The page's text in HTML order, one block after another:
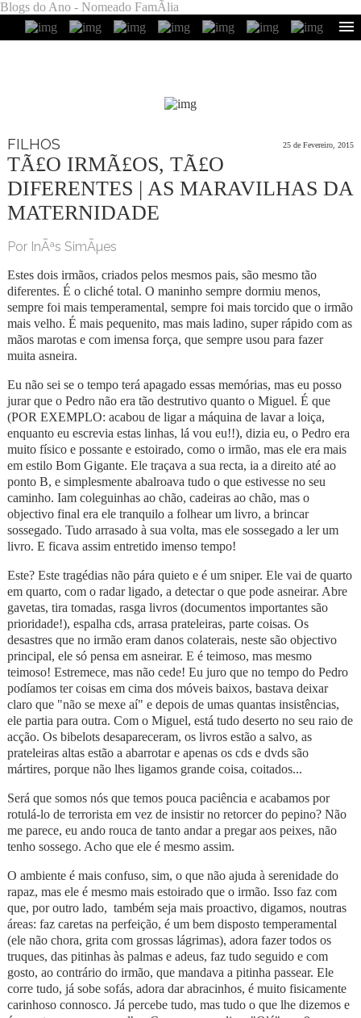
Blogs do Ano - Nomeado FamÃ­lia
FILHOS 25 de Fevereiro, 2015
TÃ£O IRMÃ£OS, TÃ£O
DIFERENTES | AS MARAVILHAS DA
MATERNIDADE
Por InÃªs SimÃµes
Estes dois irmãos, criados pelos mesmos pais, são mesmo tão
diferentes. É o cliché total. O maninho sempre dormiu menos,
sempre foi mais temperamental, sempre foi mais torcido que o irmão
mais velho. É mais pequenito, mas mais ladino, super rápido com as
mãos marotas e com imensa força, que sempre usou para fazer
muita asneira.
Eu não sei se o tempo terá apagado essas memórias, mas eu posso
jurar que o Pedro não era tão destrutivo quanto o Miguel. É que
(POR EXEMPLO: acabou de ligar a máquina de lavar a loiça,
enquanto eu escrevia estas linhas, lá vou eu!!), dizia eu, o Pedro era
muito físico e possante e estoirado, como o irmão, mas ele era mais
em estilo Bom Gigante. Ele traçava a sua recta, ia a direito até ao
ponto B, e simplesmente abalroava tudo o que estivesse no seu
caminho. Iam coleguinhas ao chão, cadeiras ao chão, mas o
objectivo final era ele tranquilo a folhear um livro, a brincar
sossegado. Tudo arrasado à sua volta, mas ele sossegado a ler um
livro. E ficava assim entretido imenso tempo!
Este? Este tragédias não pára quieto e é um sniper. Ele vai de quarto
em quarto, com o radar ligado, a detectar o que pode asneirar. Abre
gavetas, tira tomadas, rasga livros (documentos importantes são
prioridade!), espalha cds, arrasa prateleiras, parte coisas. Os
desastres que no irmão eram danos colaterais, neste são objectivo
principal, ele só pensa em asneirar. E é teimoso, mas mesmo
teimoso! Estremece, mas não cede! Eu juro que no tempo do Pedro
podíamos ter coisas em cima dos móveis baixos, bastava deixar
claro que "não se mexe aí" e depois de umas quantas insistências,
ele partia para outra. Com o Miguel, está tudo deserto no seu raio de
acção. Os bibelots desapareceram, os livros estão a salvo, as
prateleiras altas estão a abarrotar e apenas os cds e dvds são
mártires, porque não lhes ligamos grande coisa, coitados...
Será que somos nós que temos pouca paciência e acabamos por
rotulá-lo de terrorista em vez de insistir no retorcer do pepino? Não
me parece, eu ando rouca de tanto andar a pregar aos peixes, não
tenho sossego. Acho que ele é mesmo assim.
O ambiente é mais confuso, sim, o que não ajuda à serenidade do
rapaz, mas ele é mesmo mais estoirado que o irmão. Isso faz com
que, por outro lado, também seja mais proactivo, digamos, noutras
áreas: faz caretas na perfeição, é um bem disposto temperamental
(ele não chora, grita com grossas lágrimas), adora fazer todos os
truques, das pitinhas às palmas e adeus, faz tudo seguido e com
gosto, ao contrário do irmão, que mandava a pitinha passear. Ele
corre tudo, já sobe sofás, adora dar abracinhos, é muito fisicamente
carinhoso connosco. Já percebe tudo, mas tudo o que lhe dizemos e